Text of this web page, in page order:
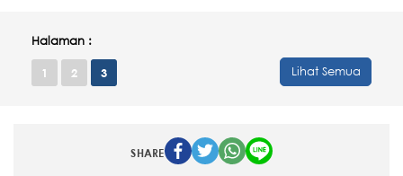
Halaman :
1 2 3 Lihat Semua
SHARE